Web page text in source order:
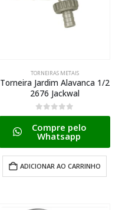
TORNEIRAS METAIS
Torneira Jardim Alavanca 1/2
2676 Jackwal
0de 5
Compre pelo
Whatsapp
ADICIONAR AO CARRINHO